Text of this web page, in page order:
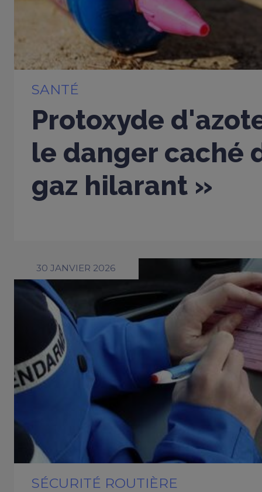
SANTÉ
Protoxyde
le danger caché
gaz hilarant »
30 JANVIER 2026
SÉCURITÉ ROUTIÈRE